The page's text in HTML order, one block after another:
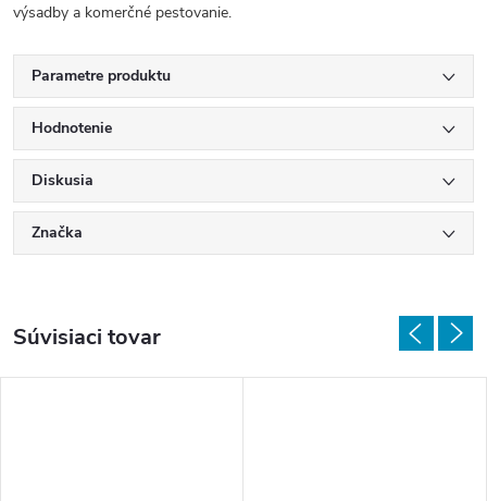
výsadby a komerčné pestovanie.
Parametre produktu
Hodnotenie
Diskusia
Značka
Súvisiaci tovar